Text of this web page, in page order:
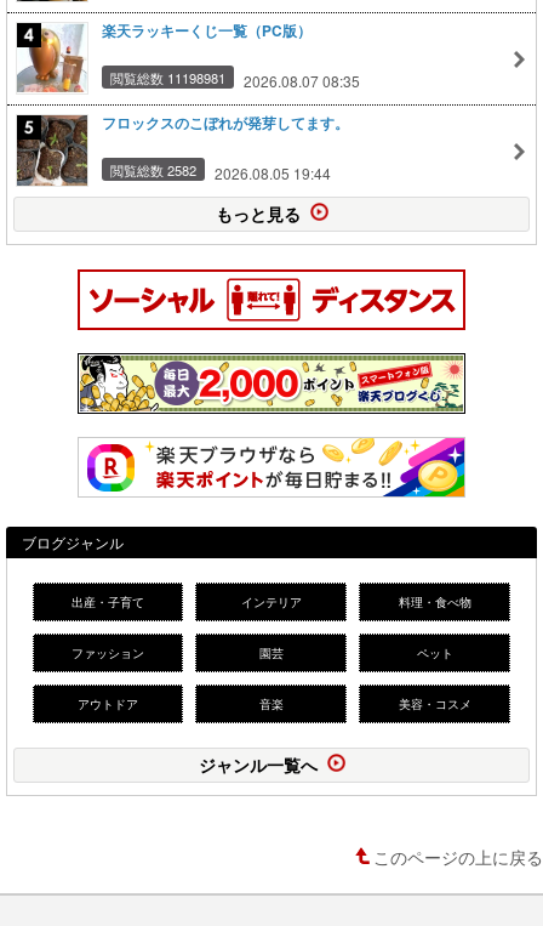
楽天ラッキーくじ一覧（PC版）
閲覧総数 11198981 2026.08.07 08:35
フロックスのこぼれが発芽してます。
閲覧総数 2582 2026.08.05 19:44
もっと見る
ブログジャンル
出産・子育て インテリア 料理・食べ物
ファッション 園芸 ペット
アウトドア 音楽 美容・コスメ
ジャンル一覧へ
このページの上に戻る